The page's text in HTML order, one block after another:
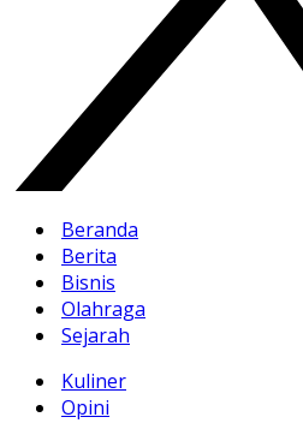
Beranda
Berita
Bisnis
Olahraga
Sejarah
Kuliner
Opini